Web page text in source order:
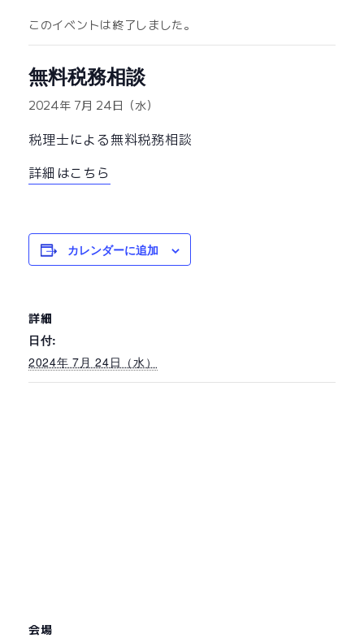
このイベントは終了しました。
無料税務相談
2024年 7月 24日（水）
税理士による無料税務相談
詳細はこちら
カレンダーに追加
詳細
日付:
2024年 7月 24日（水）
会場